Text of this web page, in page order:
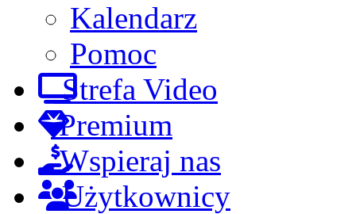
Kalendarz
Pomoc
Strefa Video
Premium
Wspieraj nas
Użytkownicy